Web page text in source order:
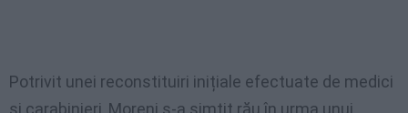
Potrivit unei reconstituiri inițiale efectuate de medici
și carabinieri, Moreni s-a simțit rău în urma unui